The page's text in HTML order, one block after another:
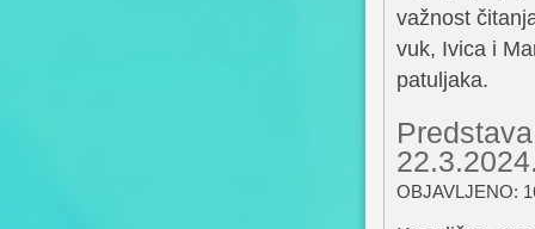
važnost
vuk, Ivica i
patuljaka.
OBJAVLJENO: